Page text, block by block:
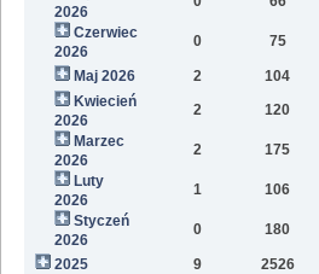
2026
Czerwiec
2026
0 75
Maj 2026 2 104
Kwiecień
2026
2 120
Marzec
2026
2 175
Luty
2026
1 106
Styczeń
2026
0 180
2025 9 2526